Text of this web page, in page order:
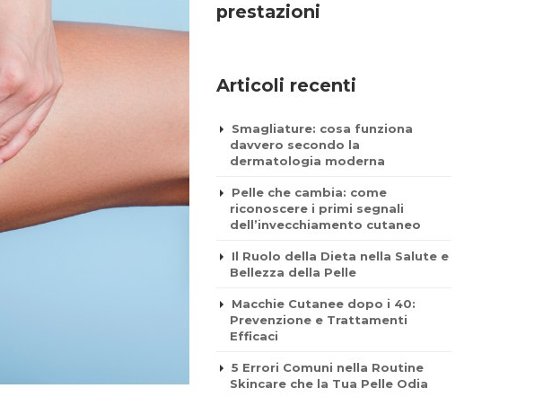
prestazioni
Articoli recenti
Smagliature: cosa funziona
davvero secondo la
dermatologia moderna
Pelle che cambia: come
riconoscere i primi segnali
dell’invecchiamento cutaneo
Il Ruolo della Dieta nella Salute e
Bellezza della Pelle
Macchie Cutanee dopo i 40:
Prevenzione e Trattamenti
Efficaci
5 Errori Comuni nella Routine
Skincare che la Tua Pelle Odia